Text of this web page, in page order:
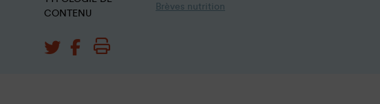
CONTENU
Brèves nutrition